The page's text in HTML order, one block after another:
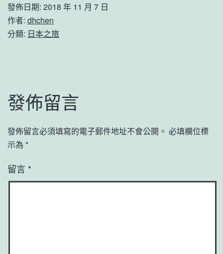
發佈日期: 2018 年 11 月 7 日
作者: dhchen
分類: 日本之旅
發佈留言
發佈留言必須填寫的電子郵件地址不會公開。 必填欄位標
示為 *
留言 *